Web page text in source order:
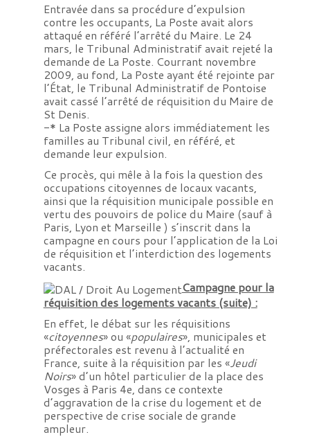
Entravée dans sa procédure d’expulsion
contre les occupants, La Poste avait alors
attaqué en référé l’arrêté du Maire. Le 24
mars, le Tribunal Administratif avait rejeté la
demande de La Poste. Courrant novembre
2009, au fond, La Poste ayant été rejointe par
l’État, le Tribunal Administratif de Pontoise
avait cassé l’arrêté de réquisition du Maire de
St Denis.
-* La Poste assigne alors immédiatement les
familles au Tribunal civil, en référé, et
demande leur expulsion.
Ce procès, qui mêle à la fois la question des
occupations citoyennes de locaux vacants,
ainsi que la réquisition municipale possible en
vertu des pouvoirs de police du Maire (sauf à
Paris, Lyon et Marseille ) s’inscrit dans la
campagne en cours pour l’application de la Loi
de réquisition et l’interdiction des logements
vacants.
Campagne pour la
réquisition des logements vacants (suite) :
En effet, le débat sur les réquisitions
«citoyennes» ou «populaires», municipales et
préfectorales est revenu à l’actualité en
France, suite à la réquisition par les «Jeudi
Noirs» d’un hôtel particulier de la place des
Vosges à Paris 4e, dans ce contexte
d’aggravation de la crise du logement et de
perspective de crise sociale de grande
ampleur.